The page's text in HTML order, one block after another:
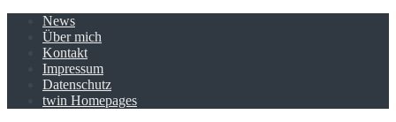
News
Über mich
Kontakt
Impressum
Datenschutz
twin Homepages